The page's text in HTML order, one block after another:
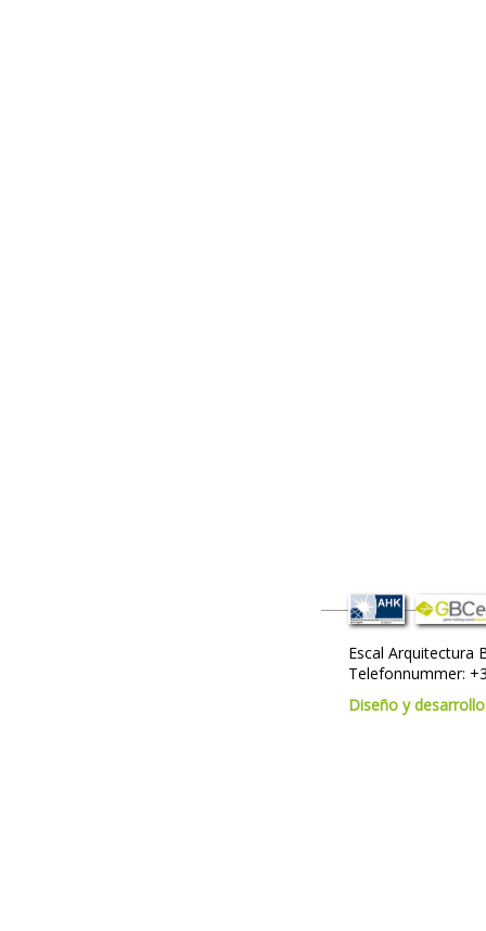
Escal Arquitectura
Telefonnummer:
Diseño y